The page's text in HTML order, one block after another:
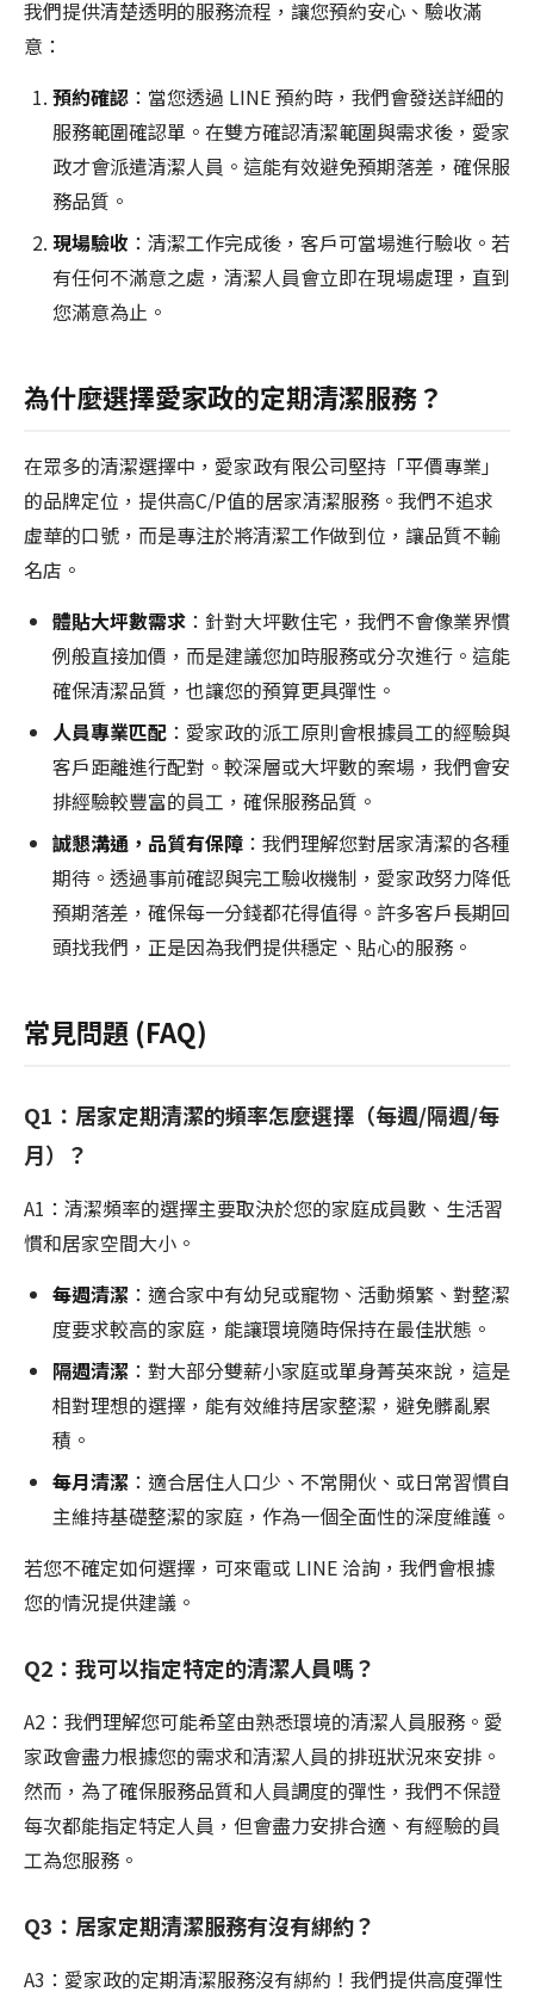
我們提供清楚透明的服務流程，讓您預約安心、驗收滿
意：
預約確認 ：當您透過 LINE 預約時，我們會發送詳細的
服務範圍確認單。在雙方確認清潔範圍與需求後，愛家
政才會派遣清潔人員。這能有效避免預期落差，確保服
務品質。
現場驗收 ：清潔工作完成後，客戶可當場進行驗收。若
有任何不滿意之處，清潔人員會立即在現場處理，直到
您滿意為止。
為什麼選擇愛家政的定期清潔服務？
在眾多的清潔選擇中，愛家政有限公司堅持「平價專業」
的品牌定位，提供高C/P值的居家清潔服務。我們不追求
虛華的口號，而是專注於將清潔工作做到位，讓品質不輸
名店。
體貼大坪數需求 ：針對大坪數住宅，我們不會像業界慣
例般直接加價，而是建議您加時服務或分次進行。這能
確保清潔品質，也讓您的預算更具彈性。
人員專業匹配 ：愛家政的派工原則會根據員工的經驗與
客戶距離進行配對。較深層或大坪數的案場，我們會安
排經驗較豐富的員工，確保服務品質。
誠懇溝通，品質有保障 ：我們理解您對居家清潔的各種
期待。透過事前確認與完工驗收機制，愛家政努力降低
預期落差，確保每一分錢都花得值得。許多客戶長期回
頭找我們，正是因為我們提供穩定、貼心的服務。
常見問題 (FAQ)
Q1：居家定期清潔的頻率怎麼選擇（每週/隔週/每
月）？
A1：清潔頻率的選擇主要取決於您的家庭成員數、生活習
慣和居家空間大小。
每週清潔 ：適合家中有幼兒或寵物、活動頻繁、對整潔
度要求較高的家庭，能讓環境隨時保持在最佳狀態。
隔週清潔 ：對大部分雙薪小家庭或單身菁英來說，這是
相對理想的選擇，能有效維持居家整潔，避免髒亂累
積。
每月清潔 ：適合居住人口少、不常開伙、或日常習慣自
主維持基礎整潔的家庭，作為一個全面性的深度維護。
若您不確定如何選擇，可來電或 LINE 洽詢，我們會根據
您的情況提供建議。
Q2：我可以指定特定的清潔人員嗎？
A2：我們理解您可能希望由熟悉環境的清潔人員服務。愛
家政會盡力根據您的需求和清潔人員的排班狀況來安排。
然而，為了確保服務品質和人員調度的彈性，我們不保證
每次都能指定特定人員，但會盡力安排合適、有經驗的員
工為您服務。
Q3：居家定期清潔服務有沒有綁約？
A3：愛家政的定期清潔服務沒有綁約！我們提供高度彈性